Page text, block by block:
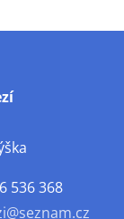
536 368